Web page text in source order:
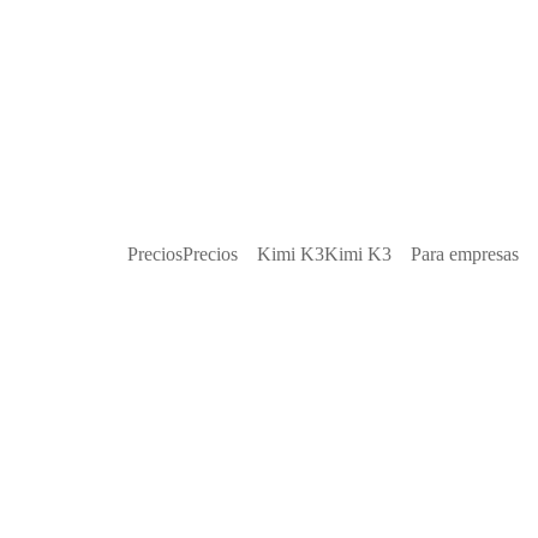
PreciosPrecios Kimi K3Kimi K3 Para empresas